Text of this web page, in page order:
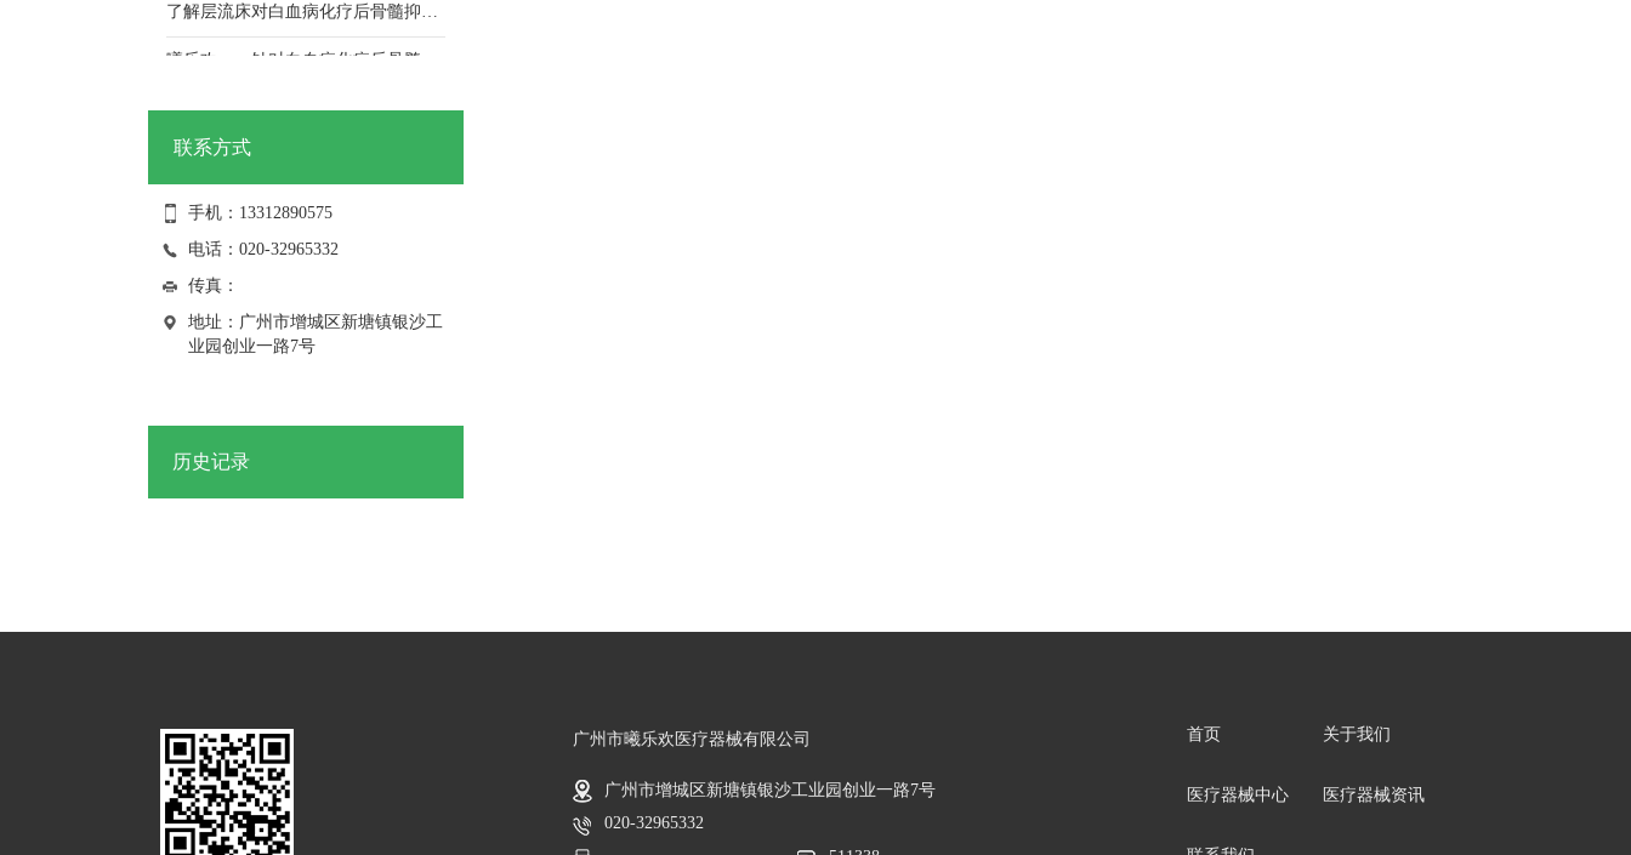
联系方式
手机：13312890575
电话：020-32965332
传真：
地址：广州市增城区新塘镇银沙工
业园创业一路7号
历史记录
广州市曦乐欢医疗器械有限公司
广州市增城区新塘镇银沙工业园创业一路7号
020-32965332
首页 关于我们
医疗器械中心 医疗器械资讯